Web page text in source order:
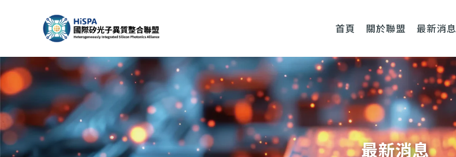
內
容
首頁 關於聯盟 最新消息
最新消息